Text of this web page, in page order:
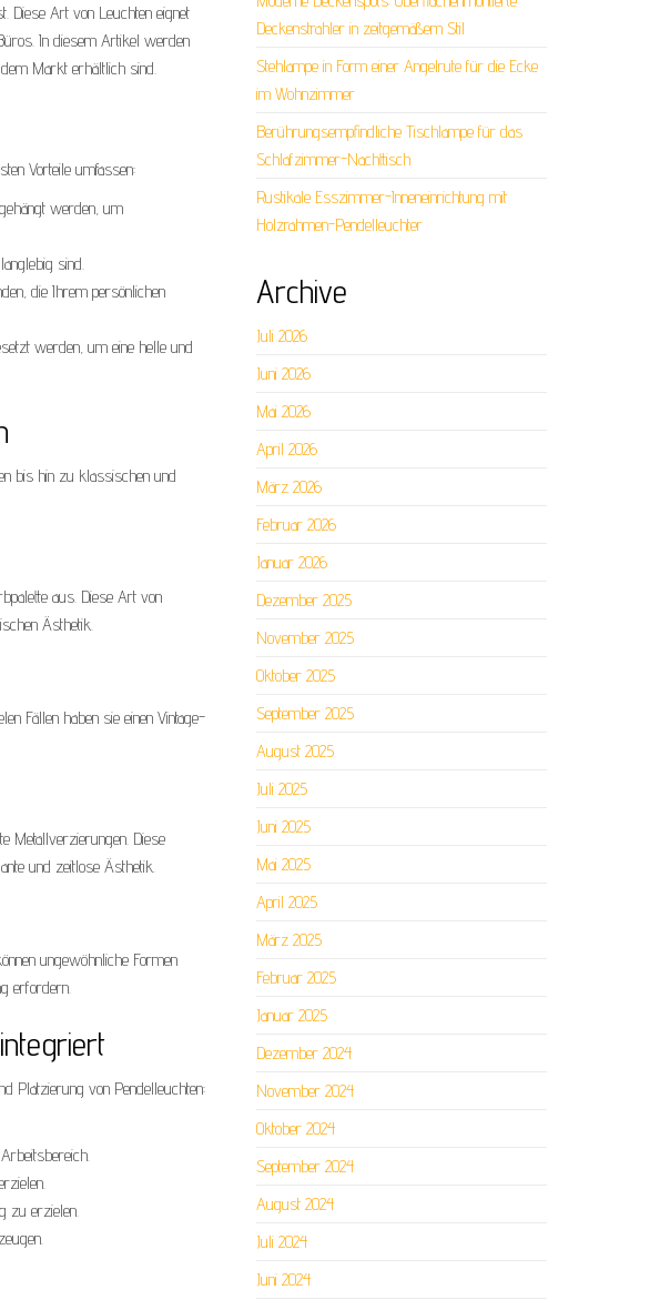
Diese Art von Leuchten eignet
In diesem Artikel werden
Markt erhältlich sind.
Vorteile umfassen:
werden, um
sind.
die Ihrem persönlichen
werden, um eine helle und
bis hin zu klassischen und
aus. Diese Art von
Ästhetik.
Fällen haben sie einen Vintage-
Metallverzierungen. Diese
und zeitlose Ästhetik.
ungewöhnliche Formen
erfordern.
Platzierung von Pendelleuchten:
zu erzielen.
Deckenstrahler in zeitgemäßem Stil
Stehlampe in Form einer Angelrute für die Ecke
im Wohnzimmer
Berührungsempfindliche Tischlampe für das
Schlafzimmer-Nachttisch
Rustikale Esszimmer-Inneneinrichtung mit
Holzrahmen-Pendelleuchter
Archive
Juli 2026
Juni 2026
Mai 2026
April 2026
März 2026
Februar 2026
Januar 2026
Dezember 2025
November 2025
Oktober 2025
September 2025
August 2025
Juli 2025
Juni 2025
Mai 2025
April 2025
März 2025
Februar 2025
Januar 2025
Dezember 2024
November 2024
Oktober 2024
September 2024
August 2024
Juli 2024
Juni 2024